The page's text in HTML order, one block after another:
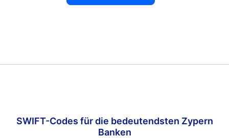
SWIFT-Codes für die bedeutendsten Zypern
Banken